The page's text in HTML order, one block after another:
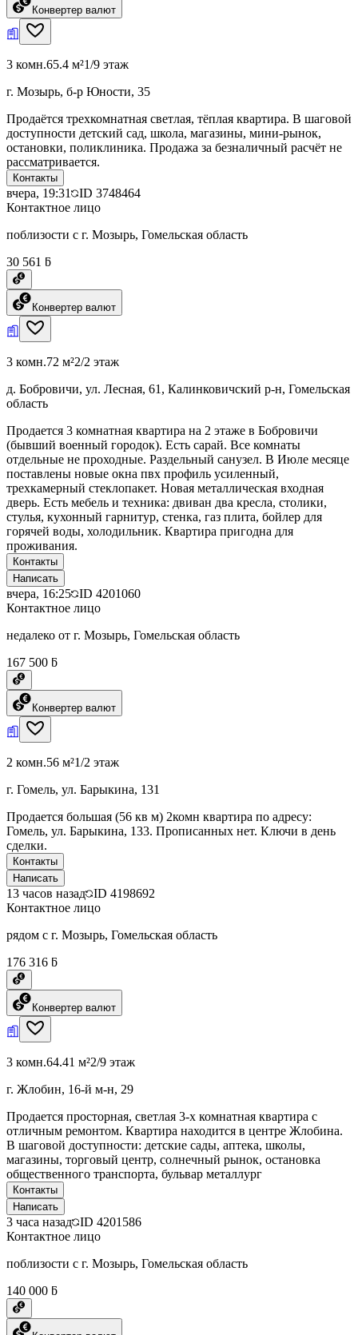
Конвертер валют
3 комн.65.4 м²1/9 этаж
г. Мозырь, б-р Юности, 35
Продаётся трехкомнатная светлая, тёплая квартира. В шаговой
доступности детский сад, школа, магазины, мини-рынок,
остановки, поликлиника. Продажа за безналичный расчёт не
рассматривается.
Контакты
вчера, 19:31 ID 3748464
Контактное лицо
поблизости с г. Мозырь, Гомельская область
30 561 ƃ
Конвертер валют
3 комн.72 м²2/2 этаж
д. Бобровичи, ул. Лесная, 61, Калинковичский р-н, Гомельская
область
Продается 3 комнатная квартира на 2 этаже в Бобровичи
(бывший военный городок). Есть сарай. Все комнаты
отдельные не проходные. Раздельный санузел. В Июле месяце
поставлены новые окна пвх профиль усиленный,
трехкамерный стеклопакет. Новая металлическая входная
дверь. Есть мебель и техника: двиван два кресла, столики,
стулья, кухонный гарнитур, стенка, газ плита, бойлер для
горячей воды, холодильник. Квартира пригодна для
проживания.
Контакты
Написать
вчера, 16:25 ID 4201060
Контактное лицо
недалеко от г. Мозырь, Гомельская область
167 500 ƃ
Конвертер валют
2 комн.56 м²1/2 этаж
г. Гомель, ул. Барыкина, 131
Продается большая (56 кв м) 2комн квартира по адресу:
Гомель, ул. Барыкина, 133. Прописанных нет. Ключи в день
сделки.
Контакты
Написать
13 часов назад ID 4198692
Контактное лицо
рядом с г. Мозырь, Гомельская область
176 316 ƃ
Конвертер валют
3 комн.64.41 м²2/9 этаж
г. Жлобин, 16-й м-н, 29
Продается просторная, светлая 3-х комнатная квартира с
отличным ремонтом. Квартира находится в центре Жлобина.
В шаговой доступности: детские сады, аптека, школы,
магазины, торговый центр, солнечный рынок, остановка
общественного транспорта, бульвар металлург
Контакты
Написать
3 часа назад ID 4201586
Контактное лицо
поблизости с г. Мозырь, Гомельская область
140 000 ƃ